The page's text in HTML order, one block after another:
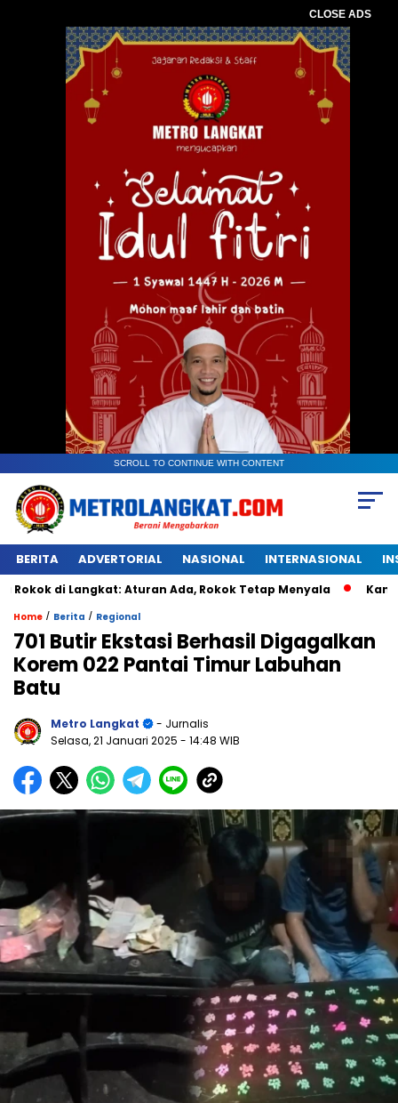
CLOSE ADS
SCROLL TO CONTINUE WITH CONTENT
BERITA ADVERTORIAL NASIONAL INTERNASIONAL
Langkat: Aturan Ada, Rokok Tetap Menyala Kantongan
Home / Berita / Regional
701 Butir Ekstasi Berhasil Digagalkan
Korem 022 Pantai Timur Labuhan
Batu
Metro Langkat
- Jurnalis
Selasa, 21 Januari 2025 - 14:48 WIB